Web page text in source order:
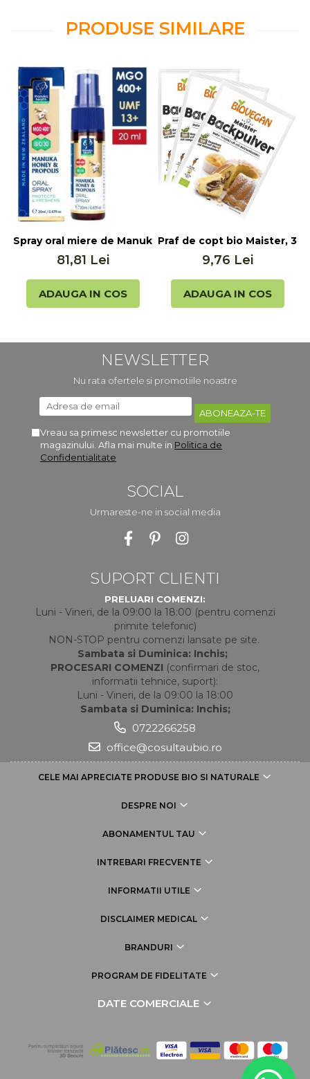
PRODUSE SIMILARE
Spray oral miere de Manuka MGO 400+ UMF 13+ cu
81,81 Lei
ADAUGA IN COS
Praf de copt bio Maister,
9,76 Lei
ADAUGA IN COS
NEWSLETTER
Nu rata ofertele si promotiile noastre
Vreau sa primesc newsletter cu promotiile
magazinului. Afla mai multe in Politica de
Confidentialitate
SOCIAL
Urmareste-ne in social media
SUPORT CLIENTI
PRELUARI COMENZI:
Luni - Vineri, de la 09:00 la 18:00 (pentru comenzi
primite telefonic)
NON-STOP pentru comenzi lansate pe site.
Sambata si Duminica: Inchis;
PROCESARI COMENZI (confirmari de stoc,
informatii tehnice, suport):
Luni - Vineri, de la 09:00 la 18:00
Sambata si Duminica: Inchis;
0722266258
office@cosultaubio.ro
CELE MAI APRECIATE PRODUSE BIO SI NATURALE
DESPRE NOI
ABONAMENTUL TAU
INTREBARI FRECVENTE
INFORMATII UTILE
DISCLAIMER MEDICAL
BRANDURI
PROGRAM DE FIDELITATE
DATE COMERCIALE